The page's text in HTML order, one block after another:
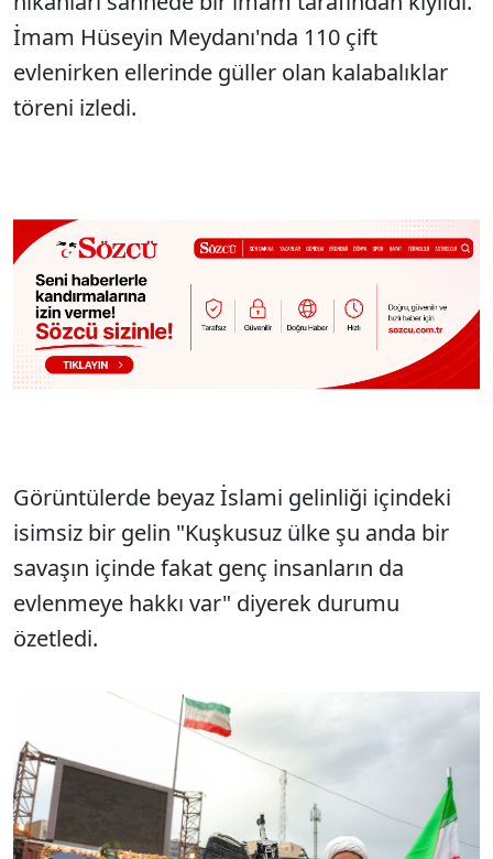
İmam Hüseyin Meydanı'nda 110 çift
evlenirken ellerinde güller olan kalabalıklar
töreni izledi.
Görüntülerde beyaz İslami gelinliği içindeki
isimsiz bir gelin "Kuşkusuz ülke şu anda bir
savaşın içinde fakat genç insanların da
evlenmeye hakkı var" diyerek durumu
özetledi.